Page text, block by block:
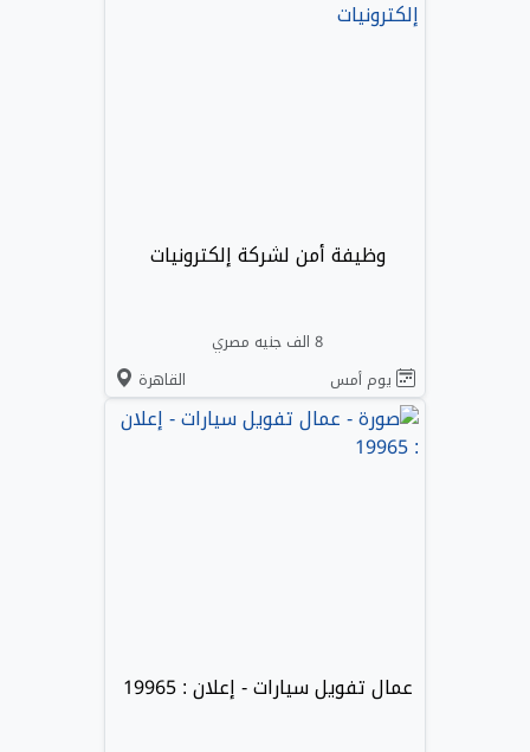
وظيفة أمن لشركة إلكترونيات
8 الف جنيه مصري
يوم أمس
القاهرة
عمال تفويل سيارات - إعلان : 19965